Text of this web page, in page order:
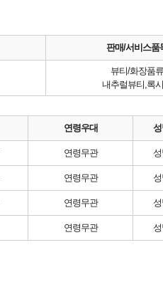
판매/서비스품
뷰티/화장품류
내추럴뷰티,록
연령우대
연령무관
연령무관
연령무관
연령무관